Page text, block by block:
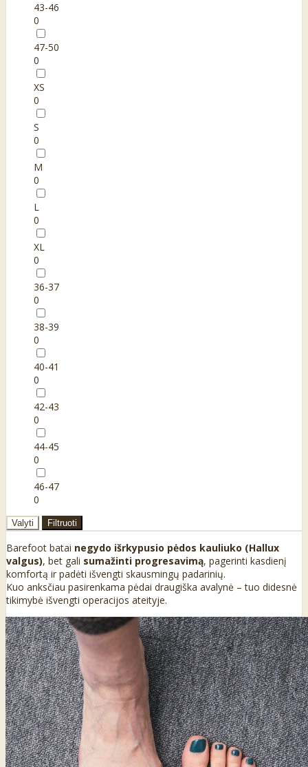
43-46
0
47-50
0
XS
0
S
0
M
0
L
0
XL
0
36-37
0
38-39
0
40-41
0
42-43
0
44-45
0
46-47
0
Valyti Filtruoti
Barefoot batai negydo išrkypusio pėdos kauliuko (Hallux
valgus), bet gali sumažinti progresavimą, pagerinti kasdienį
komfortą ir padėti išvengti skausmingų padarinių.
Kuo anksčiau pasirenkama pėdai draugiška avalynė – tuo didesnė
tikimybė išvengti operacijos ateityje.